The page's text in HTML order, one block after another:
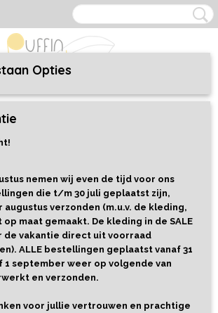
op:
4 5 6 7 8 ••• 9
Opties
nemen wij even de tijd voor ons
die t/m 30 juli geplaatst zijn,
verzonden (m.u.v. de kleding,
maat gemaakt. De kleding in de SALE
de vakantie direct uit voorraad
ALLE bestellingen geplaatst vanaf 31
1 september weer op volgende van
en verzonden.
voor jullie vertrouwen en prachtige